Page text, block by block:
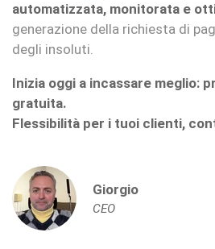
automatizzata, monitorata e
generazione della richiesta di
degli insoluti.
Inizia oggi a incassare meglio:
gratuita.
Flessibilità per i tuoi clienti,
Giorgio
CEO